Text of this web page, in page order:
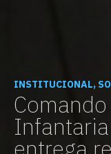
INSTITUCIONAL,